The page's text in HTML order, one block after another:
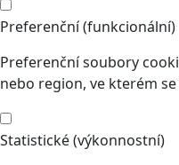
Preferenční (funkcionální)
Preferenční soubory
nebo region, ve kterém
Statistické (výkonnostní)